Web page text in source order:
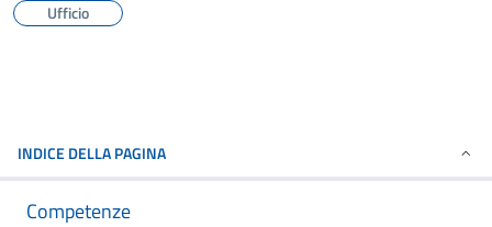
Ufficio
INDICE DELLA PAGINA
Competenze